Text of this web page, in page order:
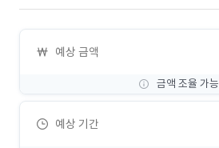
예상 금액
금액 조율 가능
예상 기간